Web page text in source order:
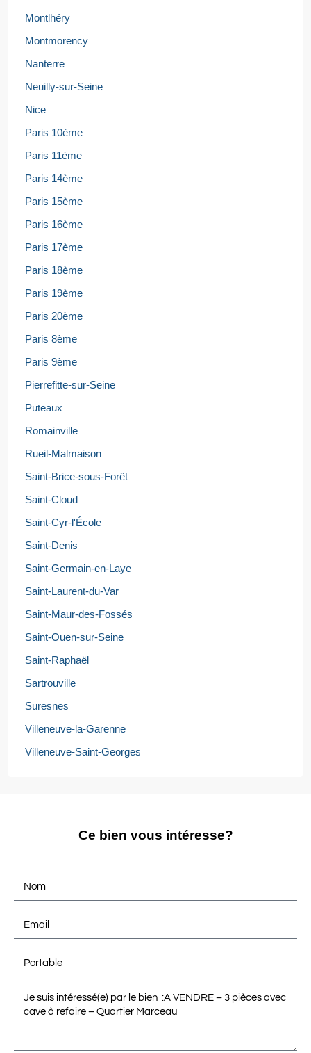
Montlhéry
Montmorency
Nanterre
Neuilly-sur-Seine
Nice
Paris 10ème
Paris 11ème
Paris 14ème
Paris 15ème
Paris 16ème
Paris 17ème
Paris 18ème
Paris 19ème
Paris 20ème
Paris 8ème
Paris 9ème
Pierrefitte-sur-Seine
Puteaux
Romainville
Rueil-Malmaison
Saint-Brice-sous-Forêt
Saint-Cloud
Saint-Cyr-l'École
Saint-Denis
Saint-Germain-en-Laye
Saint-Laurent-du-Var
Saint-Maur-des-Fossés
Saint-Ouen-sur-Seine
Saint-Raphaël
Sartrouville
Suresnes
Villeneuve-la-Garenne
Villeneuve-Saint-Georges
Ce bien vous intéresse?